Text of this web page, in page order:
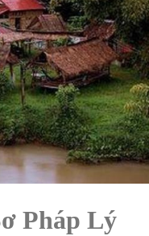
Pháp Lý